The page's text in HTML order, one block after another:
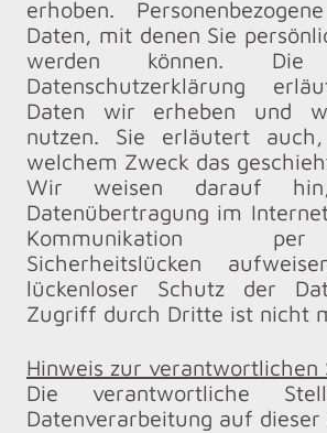
erhoben.
Daten, mit denen Sie
werden können. Die
Datenschutzerklärung
Daten wir erheben und
nutzen. Sie erläutert
welchem Zweck das
Wir weisen darauf
Datenübertragung im
Kommunikation
Sicherheitslücken
lückenloser Schutz der
Zugriff durch Dritte ist nicht
Hinweis zur verantwortlichen
Die verantwortliche
Datenverarbeitung auf dieser